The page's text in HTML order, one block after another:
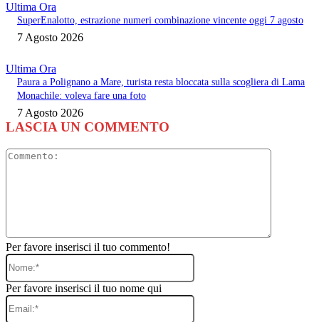
Ultima Ora
SuperEnalotto, estrazione numeri combinazione vincente oggi 7 agosto
7 Agosto 2026
Ultima Ora
Paura a Polignano a Mare, turista resta bloccata sulla scogliera di Lama
Monachile: voleva fare una foto
7 Agosto 2026
LASCIA UN COMMENTO
Per favore inserisci il tuo commento!
Nome:*
Per favore inserisci il tuo nome qui
Email:*